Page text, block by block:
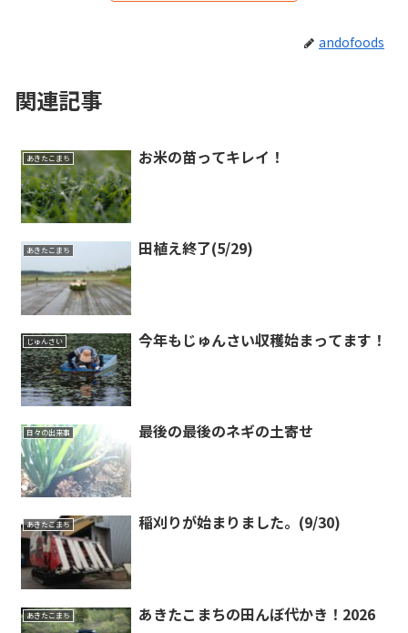
andofoods
関連記事
あきたこまち お米の苗ってキレイ！
あきたこまち 田植え終了(5/29)
じゅんさい 今年もじゅんさい収穫始まってます！
日々の出来事 最後の最後のネギの土寄せ
あきたこまち 稲刈りが始まりました。(9/30)
あきたこまち あきたこまちの田んぼ代かき！2026